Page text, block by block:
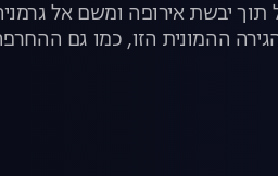
תוך יבשת אירופה ומשם אל
ההמונית הזו, כמו גם